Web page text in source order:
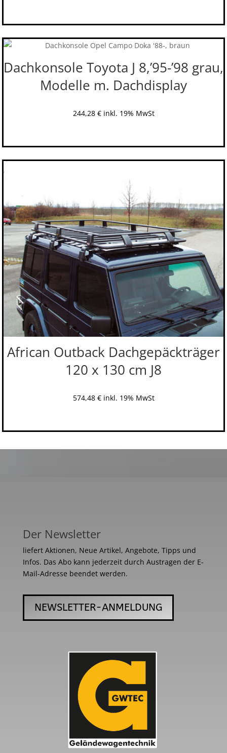
Dachkonsole Toyota J 8,’95-’98 grau,
Modelle m. Dachdisplay
244,28 € inkl. 19% MwSt
African Outback Dachgepäckträger
120 x 130 cm J8
574,48 € inkl. 19% MwSt
Der Newsletter
liefert Aktionen, Neue Artikel, Angebote, Tipps und
Infos. Das Abo kann jederzeit durch Austragen der E-
Mail-Adresse beendet werden.
NEWSLETTER-ANMELDUNG